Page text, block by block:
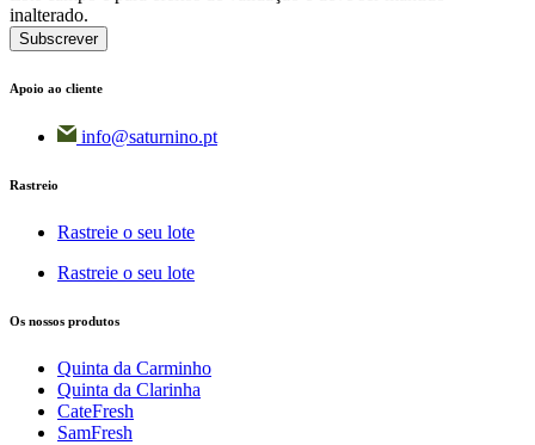
inalterado.
Apoio ao cliente
info@saturnino.pt
Rastreio
Rastreie o seu lote
Rastreie o seu lote
Os nossos produtos
Quinta da Carminho
Quinta da Clarinha
CateFresh
SamFresh